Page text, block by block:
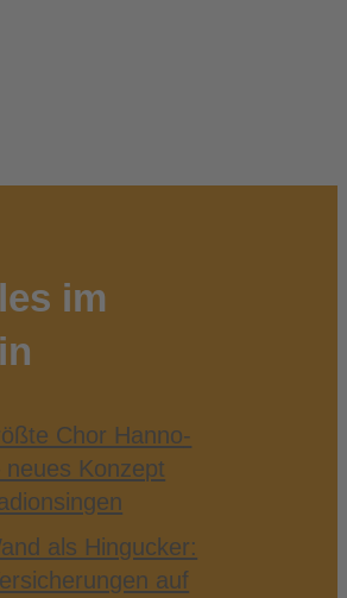
im
Chor Han­no­
neu­es Kon­zept
als Hin­gu­cker:
auf